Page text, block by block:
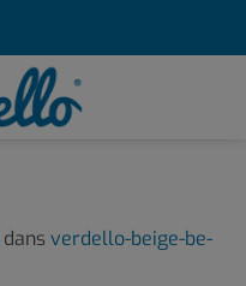
dans verdello-beige-be-